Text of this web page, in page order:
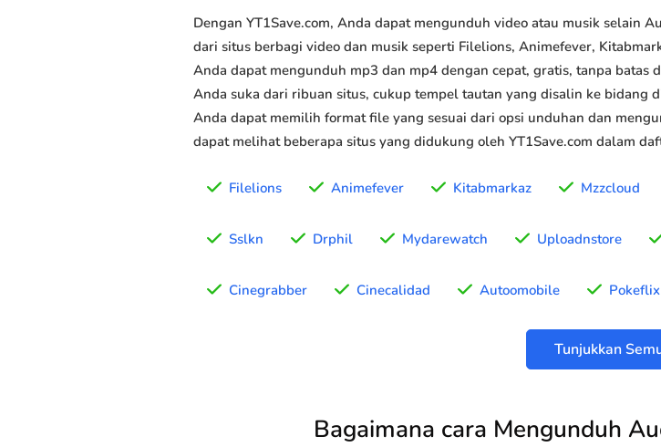
Dengan YT1Save.com, Anda dapat mengunduh video atau musik selain
dari situs berbagi video dan musik seperti Filelions, Animefever,
Anda dapat mengunduh mp3 dan mp4 dengan cepat, gratis, tanpa
Anda suka dari ribuan situs, cukup tempel tautan yang disalin ke bidang
Anda dapat memilih format file yang sesuai dari opsi unduhan dan
dapat melihat beberapa situs yang didukung oleh YT1Save.com dalam
Filelions Animefever Kitabmarkaz Mzzcloud
Sslkn Drphil Mydarewatch Uploadnstore
Cinegrabber Cinecalidad Autoomobile Pokeflix
Tunjukkan
Bagaimana cara Mengunduh